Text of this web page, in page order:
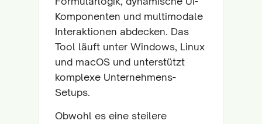
Komponenten und multimodale
Interaktionen abdecken. Das
Tool läuft unter Windows, Linux
und macOS und unterstützt
komplexe Unternehmens-
Setups.
Obwohl es eine steilere